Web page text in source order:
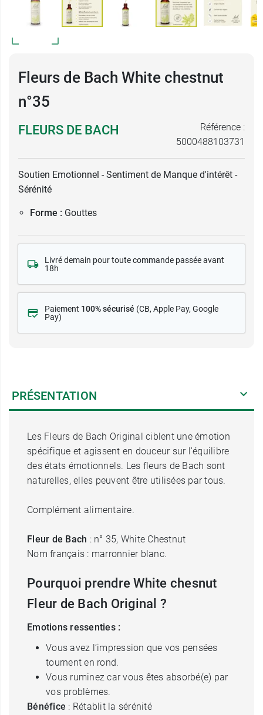
Fleurs de Bach White chestnut
n°35
FLEURS DE BACH
Référence :
5000488103731
Soutien Emotionnel - Sentiment de Manque d'intérêt -
Sérénité
Forme : Gouttes
Livré demain pour toute commande passée avant
18h
Paiement 100% sécurisé (CB, Apple Pay, Google
Pay)
PRÉSENTATION
Les Fleurs de Bach Original ciblent une émotion
spécifique et agissent en douceur sur l'équilibre
des états émotionnels. Les fleurs de Bach sont
naturelles, elles peuvent être utilisées par tous.
Complément alimentaire.
Fleur de Bach : n° 35, White Chestnut
Nom français : marronnier blanc.
Pourquoi prendre White chesnut
Fleur de Bach Original ?
Emotions ressenties :
Vous avez l’impression que vos pensées
tournent en rond.
Vous ruminez car vous êtes absorbé(e) par
vos problèmes.
Bénéfice : Rétablit la sérénité